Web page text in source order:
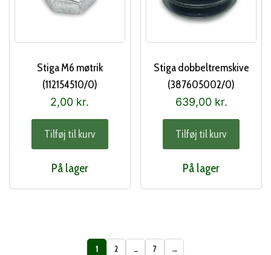
Stiga M6 møtrik
(112154510/0)
2,00 kr.
Tilføj til kurv
På lager
Stiga dobbeltremskive
(387605002/0)
639,00 kr.
Tilføj til kurv
På lager
1 2 … 7 →